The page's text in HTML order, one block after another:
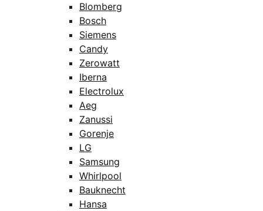
Blomberg
Bosch
Siemens
Candy
Zerowatt
Iberna
Electrolux
Aeg
Zanussi
Gorenje
LG
Samsung
Whirlpool
Bauknecht
Hansa